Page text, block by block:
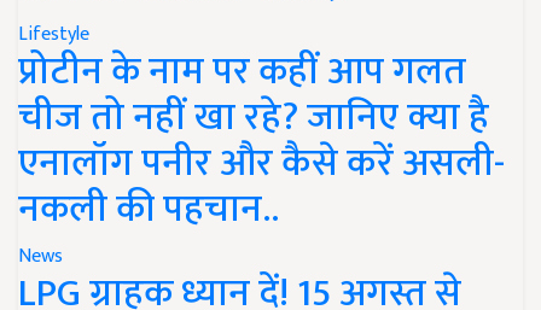
Lifestyle
प्रोटीन के नाम पर कहीं आप गलत
चीज तो नहीं खा रहे? जानिए क्या है
एनालॉग पनीर और कैसे करें असली-
नकली की पहचान..
News
LPG ग्राहक ध्यान दें! 15 अगस्त से